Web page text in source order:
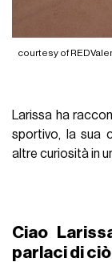
courtesy of
Larissa ha
sportivo, la sua
altre curiosità in
Ciao
parlaci di